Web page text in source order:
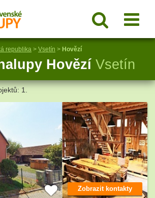
republika > Vsetín > Hovězí
Hovězí Vsetín
1.
Zobrazit kontakty